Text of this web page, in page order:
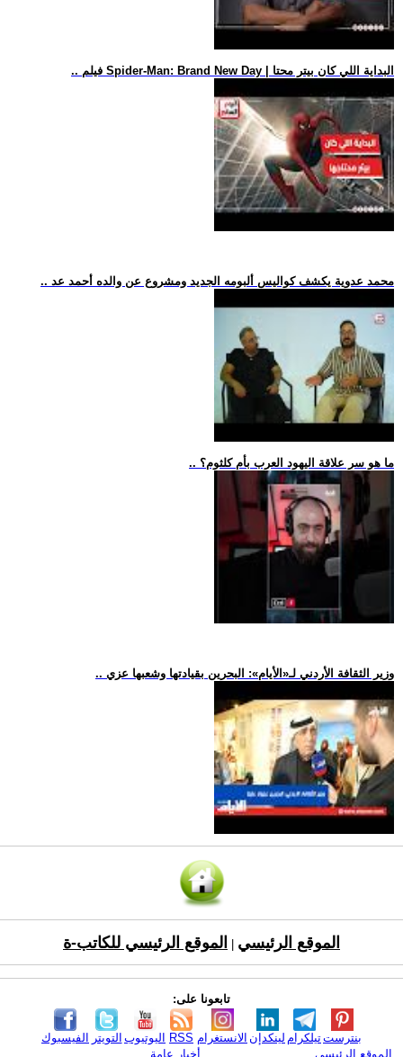
.. فيلم Spider-Man: Brand New Day | البداية اللي كان بيتر محتا
.. محمد عدوية يكشف كواليس ألبومه الجديد ومشروع عن والده أحمد عد
.. ما هو سر علاقة اليهود العرب بأم كلثوم؟
.. وزير الثقافة الأردني لـ«الأيام»: البحرين بقيادتها وشعبها عزي
الموقع الرئيسي الموقع الرئيسي للكاتب-ة
تابعونا على:
الفيسبوك التويتر اليوتيوب RSS الانستغرام لينكدإن تيلكرامبنترست
الموقع الرئيسي
أخبار عامة